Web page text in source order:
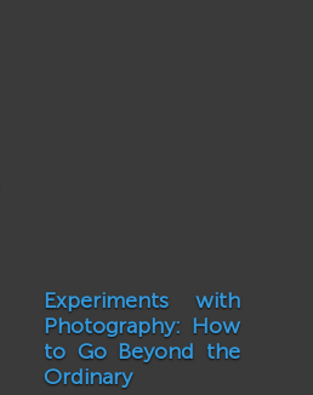
Experiments with
Photography: How
to Go Beyond the
Ordinary